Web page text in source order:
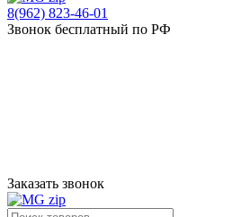
8(962) 823-46-01
Звонок бесплатный по РФ
Заказать звонок